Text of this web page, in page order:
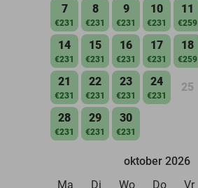
7
€231
8
€231
9
€231
10
€231
11
€259
14
€231
15
€231
16
€231
17
€231
18
€259
21
€231
22
€231
23
€231
24
€231
25
28
€231
29
€231
30
€231
oktober 2026
Ma
Di Wo Do Vr